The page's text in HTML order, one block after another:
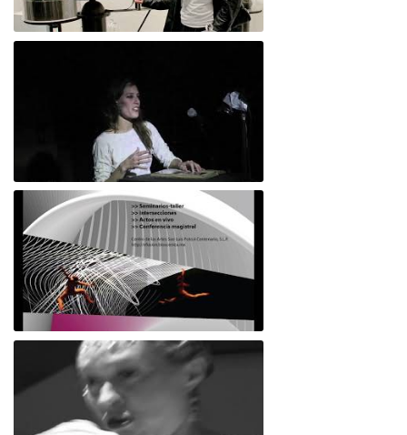
Desmodium máquina
Poéticas-del-encuentro
Efusión: cartografías enactivas y arte
transdiscpinario